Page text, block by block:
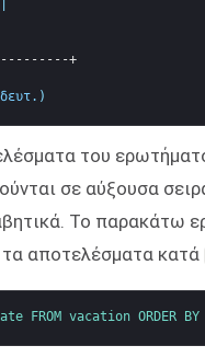
+
δευτ. )
του
σε αύξουσα
Το παρακάτω
τα αποτελέσματα κατά
FROM vacation ORDER